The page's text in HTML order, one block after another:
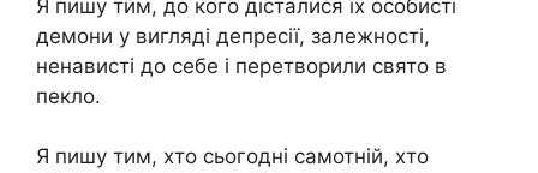
Я пишу тим, до кого дісталися їх особисті
демони у вигляді депресії, залежності,
ненависті до себе і перетворили свято в
пекло.
Я пишу тим, хто сьогодні самотній, хто